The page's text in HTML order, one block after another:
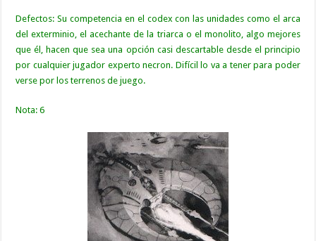
Defectos: Su competencia en el codex con las unidades como el arca
del exterminio, el acechante de la triarca o el monolito, algo mejores
que él, hacen que sea una opción casi descartable desde el principio
por cualquier jugador experto necron. Difícil lo va a tener para poder
verse por los terrenos de juego.
Nota: 6